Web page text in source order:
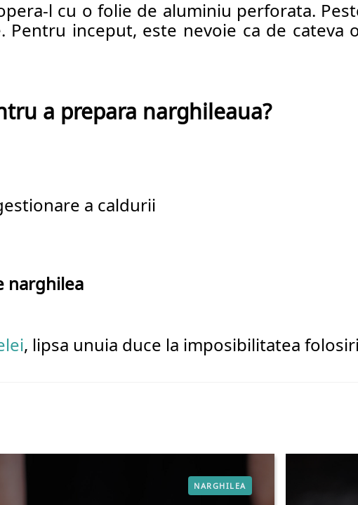
l cu o folie de aluminiu perforata.
inceput, este nevoie ca de cateva
a prepara narghileaua?
a caldurii
narghilea
, lipsa unuia duce la imposibilitatea
NARGHILEA